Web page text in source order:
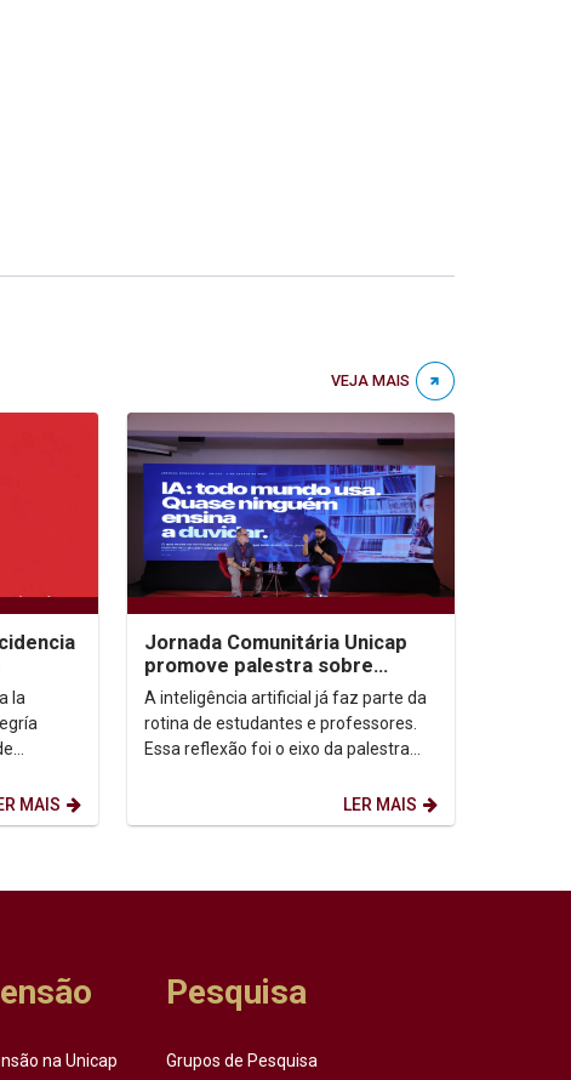
VEJA MAIS
la
MAIS
Jornada Comunitária Unicap
promove palestra sobre
aprendizagem com uso de IA
A inteligência artificial já faz parte da
rotina de estudantes e professores.
Essa reflexão foi o eixo da palestra
LER MAIS
na Unicap
Pesquisa
Grupos de Pesquisa